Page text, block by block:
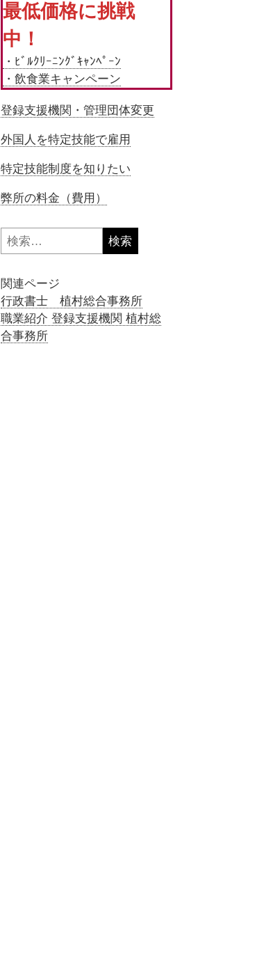
最低価格に挑戦
中！
・ﾋﾞﾙｸﾘｰﾆﾝｸﾞｷｬﾝﾍﾟｰﾝ
・飲食業キャンペーン
登録支援機関・管理団体変更
外国人を特定技能で雇用
特定技能制度を知りたい
弊所の料金（費用）
検
索:
関連ページ
行政書士 植村総合事務所
職業紹介 登録支援機関 植村総
合事務所